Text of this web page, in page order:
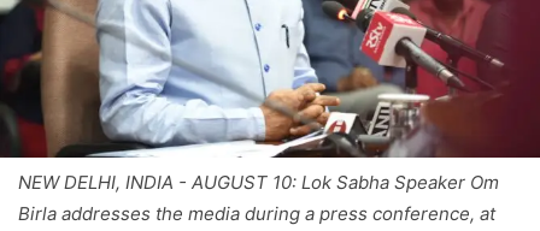
NEW DELHI, INDIA - AUGUST 10: Lok Sabha Speaker Om
Birla addresses the media during a press conference, at